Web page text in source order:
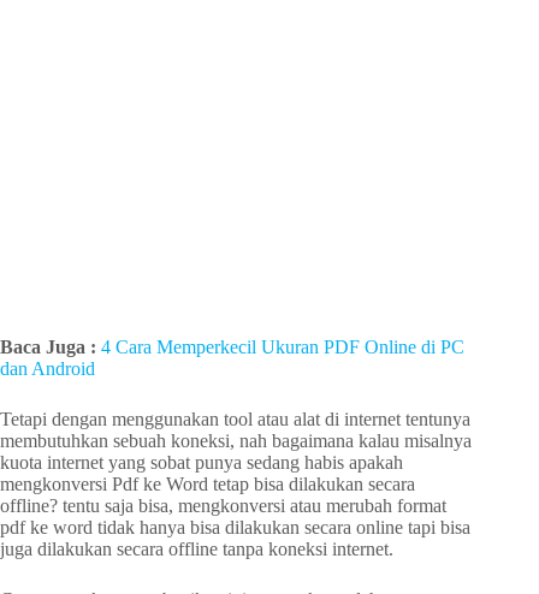
Baca Juga : 4 Cara Memperkecil Ukuran PDF Online di PC
dan Android
Tetapi dengan menggunakan tool atau alat di internet tentunya
membutuhkan sebuah koneksi, nah bagaimana kalau misalnya
kuota internet yang sobat punya sedang habis apakah
mengkonversi Pdf ke Word tetap bisa dilakukan secara
offline? tentu saja bisa, mengkonversi atau merubah format
pdf ke word tidak hanya bisa dilakukan secara online tapi bisa
juga dilakukan secara offline tanpa koneksi internet.